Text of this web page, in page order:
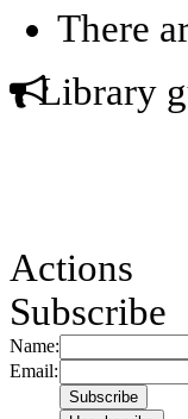
There
Library
Actions
Subscribe
Name:
Email: